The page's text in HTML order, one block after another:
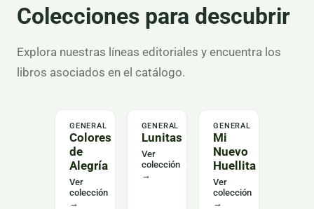
Colecciones para descubrir
Explora nuestras líneas editoriales y encuentra los
libros asociados en el catálogo.
GENERAL
Colores
de
Alegría
Ver
colección
→
GENERAL
Lunitas
Ver
colección
→
GENERAL
Mi
Nuevo
Huellita
Ver
colección
→